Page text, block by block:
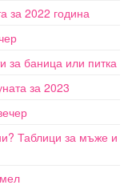
за 2022 година
за баница или питка
за 2023
Таблици за мъже и